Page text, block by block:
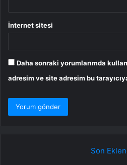
İnternet sitesi
Daha sonraki yorumlarımda
adresim ve site adresim bu
Son